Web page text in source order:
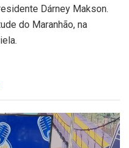
Dárney Makson.
do Maranhão, na